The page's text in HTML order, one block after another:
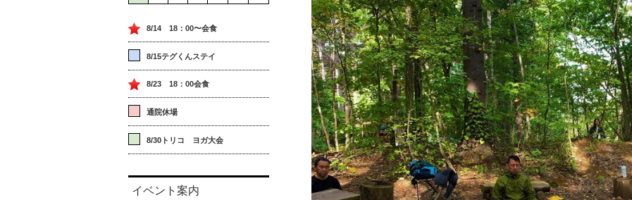
8/14 18：00〜会食
8/15テグくんステイ
8/23 18：00会食
通院休場
8/30トリコ ヨガ大会
イベント案内